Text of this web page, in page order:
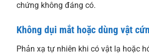
chứng không đáng có.
Không dụi mắt hoặc dùng vật
Phản xạ tự nhiên khi có vật lạ hoặc